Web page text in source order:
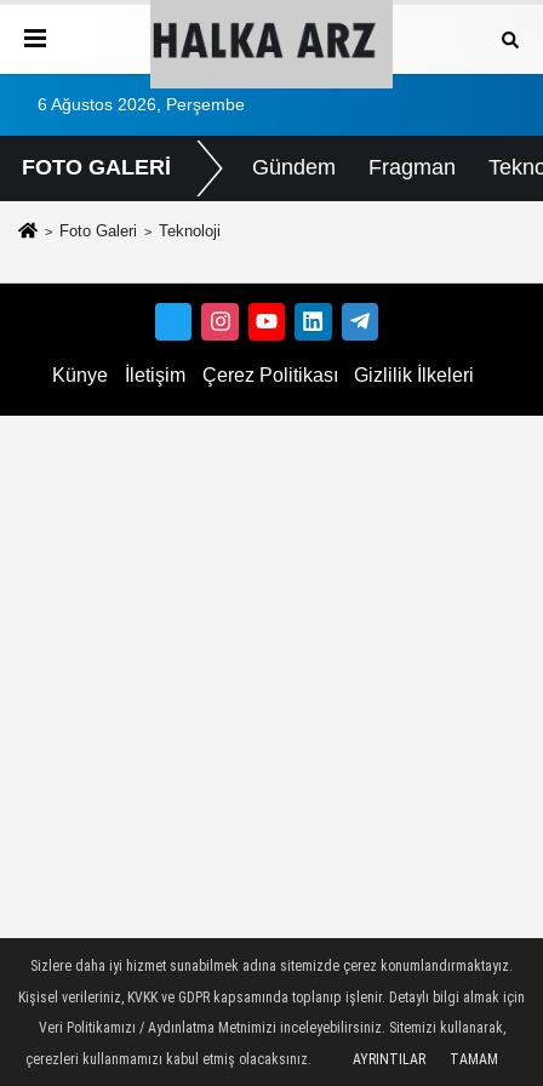
6 Ağustos 2026, Perşembe
FOTO GALERİ Gündem Fragman
Foto Galeri Teknoloji
Künye İletişim Çerez Politikası Gizlilik İlkeleri
Sizlere daha iyi hizmet sunabilmek adına sitemizde çerez konumlandırmaktayız.
Kişisel verileriniz, KVKK ve GDPR kapsamında toplanıp işlenir. Detaylı bilgi almak için
Veri Politikamızı / Aydınlatma Metnimizi inceleyebilirsiniz. Sitemizi kullanarak,
çerezleri kullanmamızı kabul etmiş olacaksınız.
AYRINTILAR TAMAM